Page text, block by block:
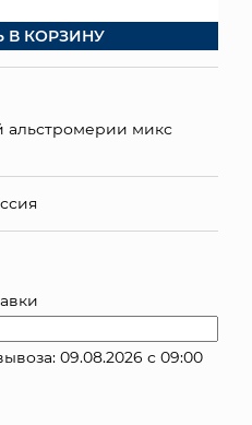
КАРТЫ
КЛИЕНТАМ
И ОПЛАТА
В КОРЗИНУ
альстромерии микс
09.08.2026 с 09:00